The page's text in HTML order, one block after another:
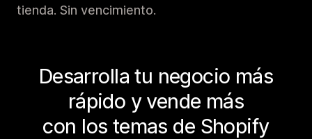
tienda. Sin vencimiento.
Desarrolla tu negocio más
rápido y vende más
con los temas de Shopify